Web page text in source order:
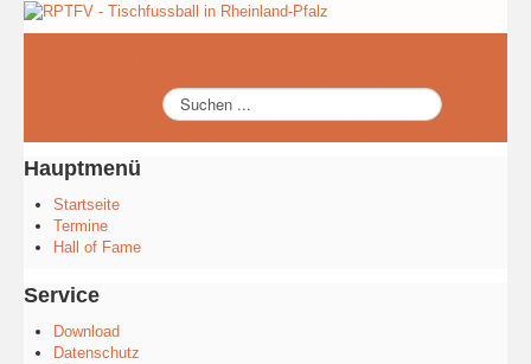
Suchen
...
Hauptmenü
Startseite
Termine
Hall of Fame
Service
Download
Datenschutz